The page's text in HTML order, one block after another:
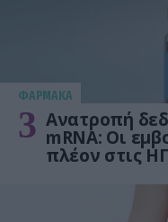
ΦΑΡΜΑΚΑ
3 Ανατροπή
mRNA: Οι
πλέον στις